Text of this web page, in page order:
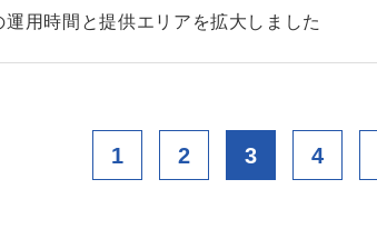
用時間と提供エリアを拡大しました
1 2 3 4